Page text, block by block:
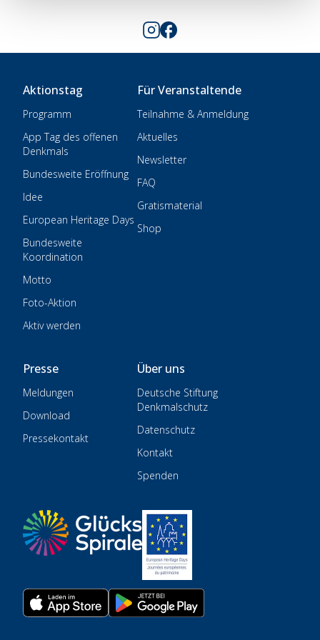
Aktionstag
Programm
App Tag des offenen
Denkmals
Bundesweite Eröffnung
Idee
European Heritage Days
Bundesweite
Koordination
Motto
Foto-Aktion
Aktiv werden
Für Veranstaltende
Teilnahme & Anmeldung
Aktuelles
Newsletter
FAQ
Gratismaterial
Shop
Presse
Meldungen
Download
Pressekontakt
Über uns
Deutsche Stiftung
Denkmalschutz
Datenschutz
Kontakt
Spenden